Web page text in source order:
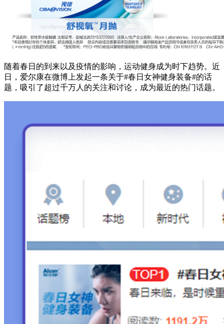
随着春日的到来以及疫情的影响，运动健身成为时下趋势。近
日，爱尔康在微博上发起一条关于#春日女神健身装备#的话
题，吸引了超过千万人的关注和讨论，成为最近的热门话题。